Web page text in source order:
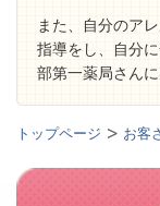
また、自分のア
指導をし、自分
部第一薬局さんに
トップページ お客